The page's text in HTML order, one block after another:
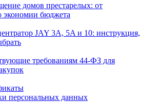
домов престарелых: от
экономии бюджета
JAY 3A, 5A и 10: инструкция,
требованиям 44-ФЗ для
персональных данных